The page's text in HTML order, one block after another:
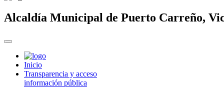
Alcaldía Municipal de Puerto Carreño,
Inicio
Transparencia y acceso
información pública